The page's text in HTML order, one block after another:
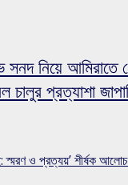
সনদ নিয়ে আমিরাতে
প্রত্যাশা
ও প্রত্যয়’ শীর্ষক